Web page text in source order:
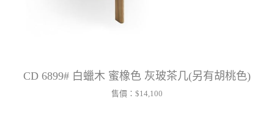
CD 6899# 白蠟木 蜜橡色 灰玻茶几(另有胡桃色)
售價： $14,100